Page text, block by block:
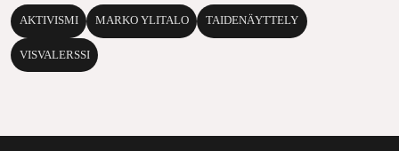
AKTIVISMI MARKO YLITALO TAIDENÄYTTELY
VISVALERSSI